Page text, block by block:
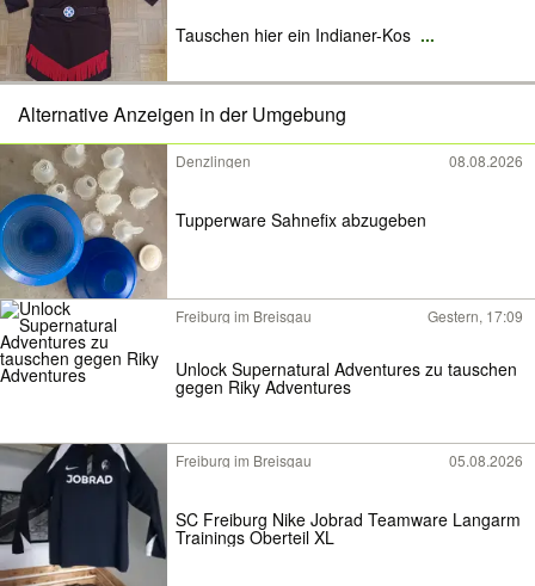
Tauschen hier ein Indianer-Kos ...
Alternative Anzeigen in der Umgebung
Denzlingen 08.08.2026
Tupperware Sahnefix abzugeben
Freiburg im Breisgau Gestern, 17:09
Unlock Supernatural Adventures zu tauschen
gegen Riky Adventures
Freiburg im Breisgau 05.08.2026
SC Freiburg Nike Jobrad Teamware Langarm
Trainings Oberteil XL